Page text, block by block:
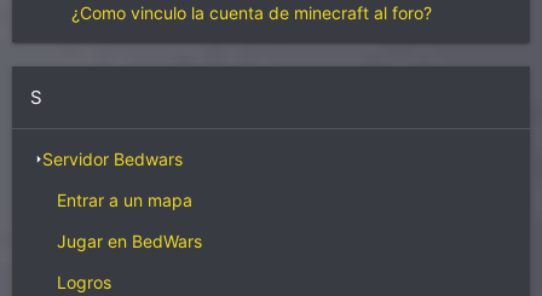
¿Como vinculo la cuenta de minecraft al foro?
S
Servidor Bedwars
Entrar a un mapa
Jugar en BedWars
Logros